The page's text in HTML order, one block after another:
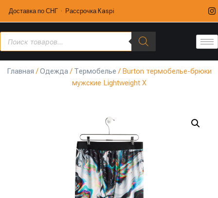
Доставка по СНГ · Рассрочка Kaspi
Главная /Одежда/ Термобелье / Burton термобелье-брюки
мужские Lightweight X